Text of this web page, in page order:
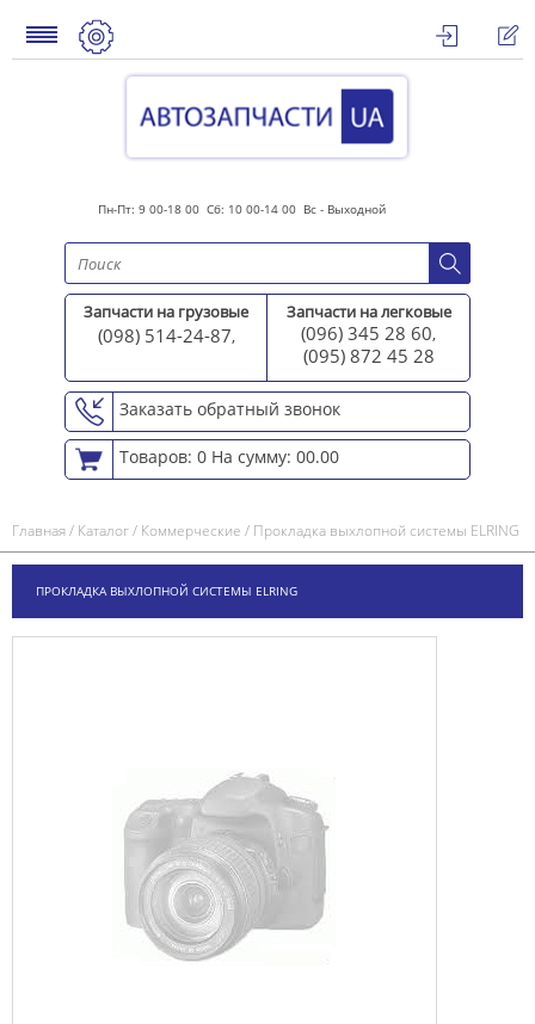
Пн-Пт: 9 00-18 00 Сб: 10 00-14 00 Вс - Выходной
Запчасти на грузовые
(098) 514-24-87,
Запчасти на легковые
(096) 345 28 60,
(095) 872 45 28
Заказать обратный звонок
Товаров: 0 На сумму: 00.00
Главная/ Каталог/ Коммерческие / Прокладка выхлопной системы ELRING
ПРОКЛАДКА ВЫХЛОПНОЙ СИСТЕМЫ ELRING